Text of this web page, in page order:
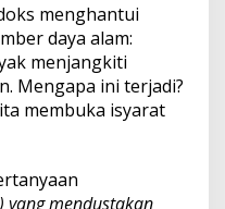
menghantui
daya alam:
menjangkiti
Mengapa ini terjadi?
membuka isyarat
yang mendustakan